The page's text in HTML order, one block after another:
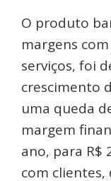
O produto
margens
serviços, foi
crescimento
uma queda
margem
ano, para R$
com clientes,